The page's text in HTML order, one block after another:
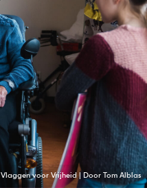
Vlaggen voor Vrijheid | Door Tom Alblas